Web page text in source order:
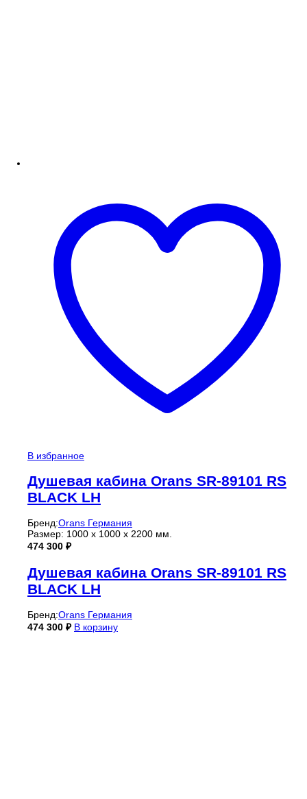
В избранное
Душевая кабина Orans SR-89101 RS
BLACK LH
Бренд:Orans Германия
Размер: 1000 x 1000 x 2200 мм.
474 300 ₽
Душевая кабина Orans SR-89101 RS
BLACK LH
Бренд:Orans Германия
474 300 ₽ В корзину